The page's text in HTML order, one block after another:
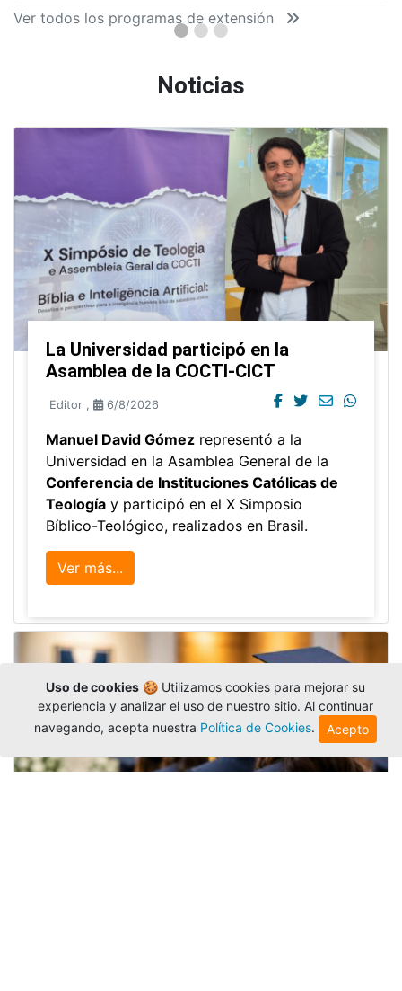
Ver todos los programas de extensión
Noticias
La Universidad participó en la
Asamblea de la COCTI-CICT
Editor , 6/8/2026
Manuel David Gómez representó a la
Universidad en la Asamblea General de la
Conferencia de Instituciones Católicas de
Teología y participó en el X Simposio
Bíblico-Teológico, realizados en Brasil.
Ver más...
Uso de cookies🍪 Utilizamos cookies para mejorar su
experiencia y analizar el uso de nuestro sitio. Al continuar
navegando, acepta nuestra Política de Cookies. Acepto